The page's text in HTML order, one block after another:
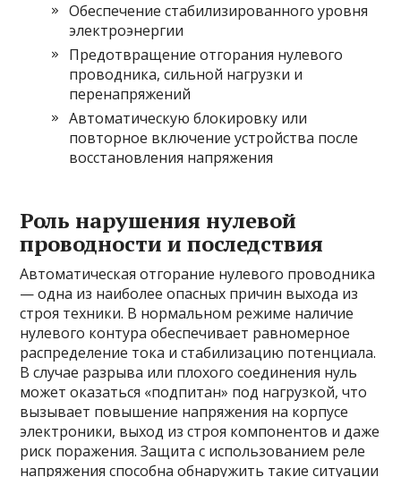
Обеспечение стабилизированного уровня
электроэнергии
Предотвращение отгорания нулевого
проводника, сильной нагрузки и
перенапряжений
Автоматическую блокировку или
повторное включение устройства после
восстановления напряжения
Роль нарушения нулевой
проводности и последствия
Автоматическая отгорание нулевого проводника
— одна из наиболее опасных причин выхода из
строя техники. В нормальном режиме наличие
нулевого контура обеспечивает равномерное
распределение тока и стабилизацию потенциала.
В случае разрыва или плохого соединения нуль
может оказаться «подпитан» под нагрузкой, что
вызывает повышение напряжения на корпусе
электроники, выход из строя компонентов и даже
риск поражения. Защита с использованием реле
напряжения способна обнаружить такие ситуации